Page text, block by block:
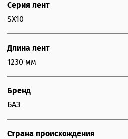
Серия лент
SX10
Длина лент
1230 мм
Бренд
БАЗ
Страна происхождения